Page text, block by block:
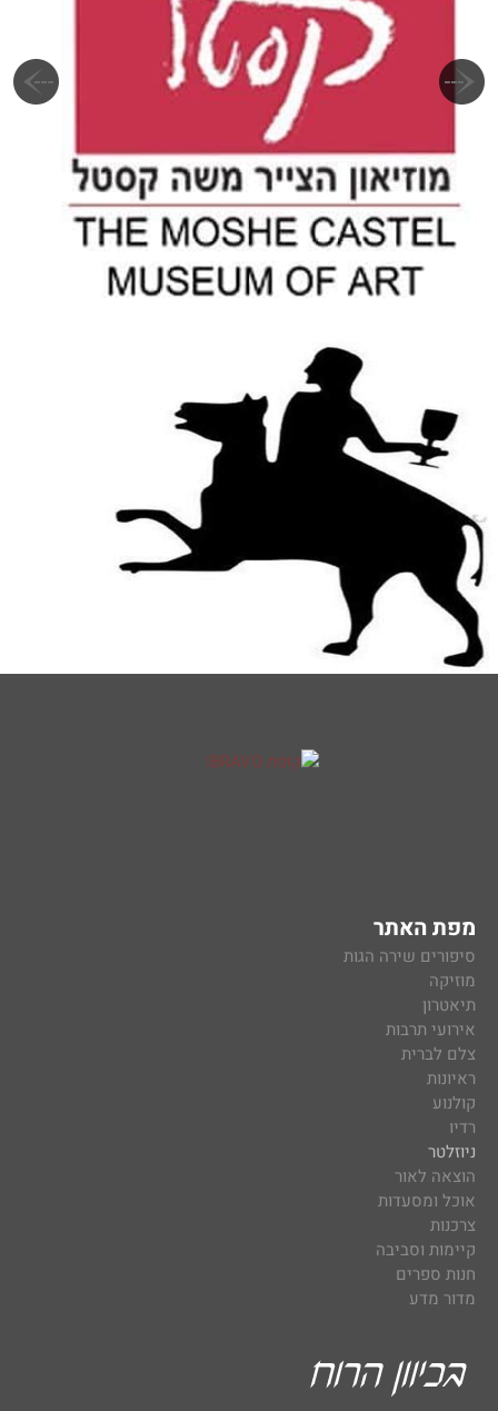
מפת האתר
סיפורים שירה הגות
מוזיקה
תיאטרון
אירועי תרבות
צלם לברית
ראיונות
קולנוע
רדיו
ניוזלטר
הוצאה לאור
אוכל ומסעדות
צרכנות
קיימות וסביבה
חנות ספרים
מדור מדע